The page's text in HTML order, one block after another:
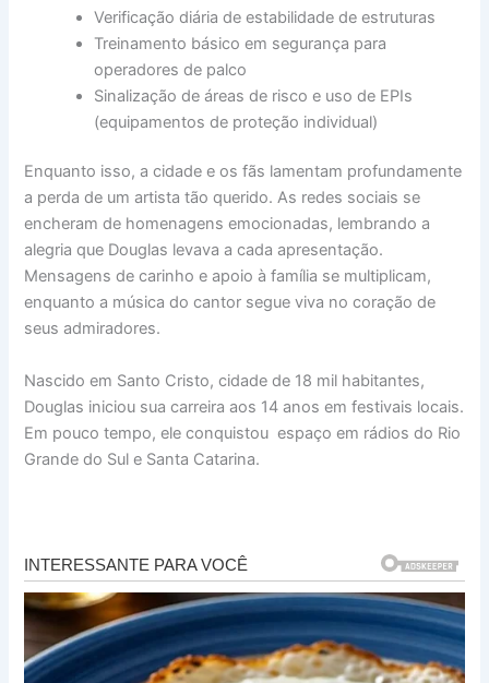
Verificação diária de estabilidade de estruturas
Treinamento básico em segurança para
operadores de palco
Sinalização de áreas de risco e uso de EPIs
(equipamentos de proteção individual)
Enquanto isso, a cidade e os fãs lamentam profundamente
a perda de um artista tão querido. As redes sociais se
encheram de homenagens emocionadas, lembrando a
alegria que Douglas levava a cada apresentação.
Mensagens de carinho e apoio à família se multiplicam,
enquanto a música do cantor segue viva no coração de
seus admiradores.
Nascido em Santo Cristo, cidade de 18 mil habitantes,
Douglas iniciou sua carreira aos 14 anos em festivais locais.
Em pouco tempo, ele conquistou espaço em rádios do Rio
Grande do Sul e Santa Catarina.